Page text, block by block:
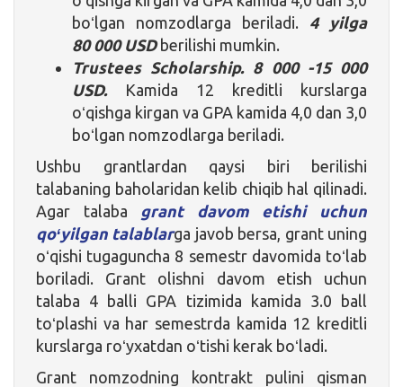
boʻlgan nomzodlarga beriladi. 4 yilga
80 000 USDberilishi mumkin.
Trustees Scholarship. 8 000 -15 000
USD. Kamida 12 kreditli kurslarga
oʻqishga kirgan va GPA kamida 4,0 dan 3,0
boʻlgan nomzodlarga beriladi.
Ushbu grantlardan qaysi biri berilishi
talabaning baholaridan kelib chiqib hal qilinadi.
Agar talaba grant davom etishi uchun
qoʻyilgan talablarga javob bersa, grant uning
oʻqishi tugaguncha 8 semestr davomida toʻlab
boriladi. Grant olishni davom etish uchun
talaba 4 balli GPA tizimida kamida 3.0 ball
toʻplashi va har semestrda kamida 12 kreditli
kurslarga roʻyxatdan oʻtishi kerak boʻladi.
Grant nomzodning kontrakt pulini qisman